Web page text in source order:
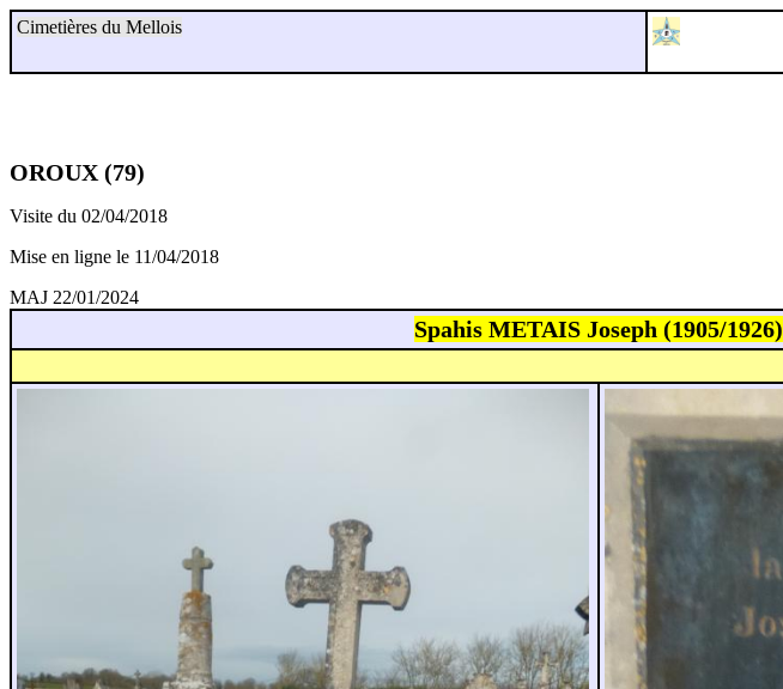
Cimetières du Mellois
OROUX (79)
Visite du 02/04/2018
Mise en ligne le 11/04/2018
MAJ 22/01/2024
Spahis METAIS Joseph (1905/1926)